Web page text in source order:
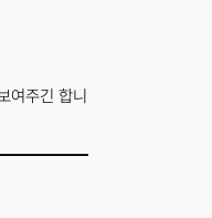
여주긴 합니